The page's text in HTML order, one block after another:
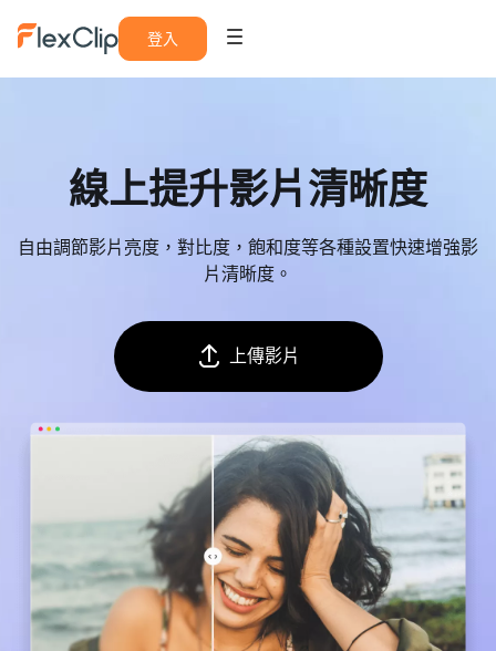
登入
線上提升影片清晰度
自由調節影片亮度，對比度，飽和度等各種設置快速增強影
片清晰度。
上傳影片